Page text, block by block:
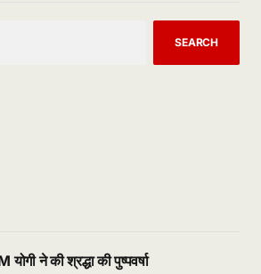
SEARCH
ने की श्रद्धा की पुष्पवर्षा